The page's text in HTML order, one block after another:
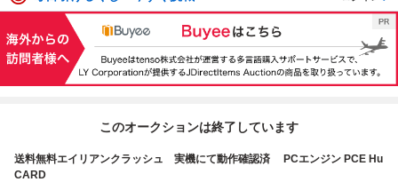
このオークションは終了しています
送料無料エイリアンクラッシュ 実機にて動作確認済 PCエンジン PCE Hu
CARD